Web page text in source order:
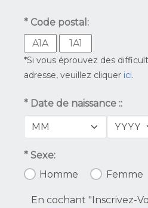
* Code postal:
*Si vous éprouvez des
adresse, veuillez cliquer ici.
* Date de naissance ::
* Sexe:
Homme
Femme
En cochant "Inscrivez-